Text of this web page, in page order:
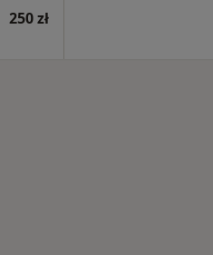
250 zł